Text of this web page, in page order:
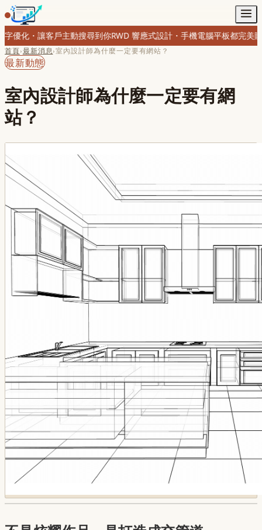
到你RWD 響應式設計・手機電腦平板都完美購物網站・金流串接・線
首頁›最新消息›室內設計師為什麼一定要有網站？
最新動態
室內設計師為什麼一定要有網
站？